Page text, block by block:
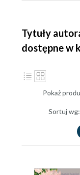
Tytuły
dostępne w
Pokaż
Sortuj wg: